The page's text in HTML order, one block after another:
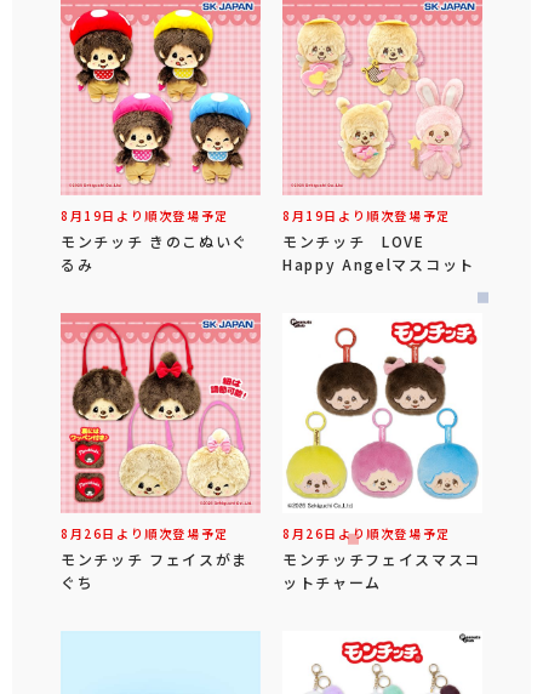
8月19日より順次登場予定
モンチッチ きのこぬいぐ
るみ
8月19日より順次登場予定
モンチッチ LOVE
Happy Angelマスコット
8月26日より順次登場予定
モンチッチ フェイスがま
ぐち
8月26日より順次登場予定
モンチッチフェイスマスコ
ットチャーム